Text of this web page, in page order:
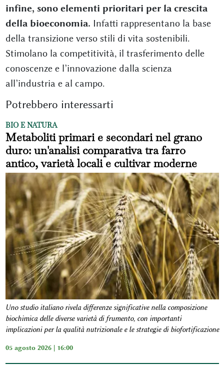
infine, sono elementi prioritari per la crescita
della bioeconomia. Infatti rappresentano la base
della transizione verso stili di vita sostenibili.
Stimolano la competitività, il trasferimento delle
conoscenze e l’innovazione dalla scienza
all’industria e al campo.
Potrebbero interessarti
BIO E NATURA
Metaboliti primari e secondari nel grano
duro: un'analisi comparativa tra farro
antico, varietà locali e cultivar moderne
Uno studio italiano rivela differenze significative nella composizione
biochimica delle diverse varietà di frumento, con importanti
implicazioni per la qualità nutrizionale e le strategie di biofortificazione
05 agosto 2026 | 16:00